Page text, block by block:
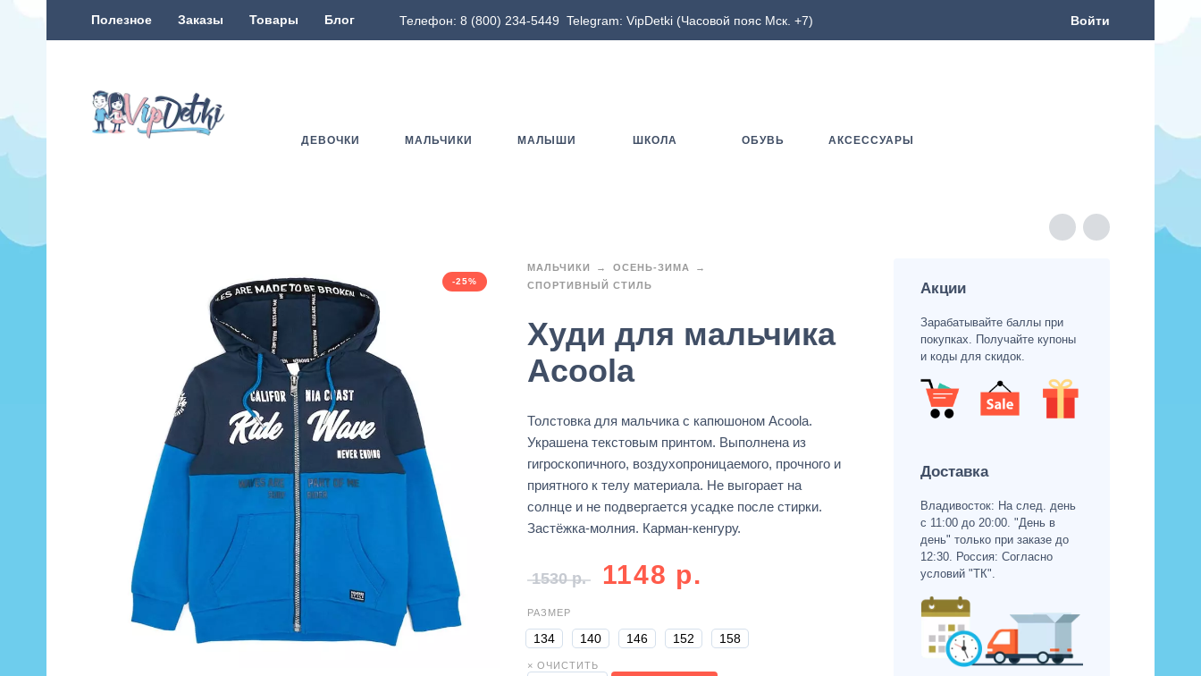
Полезное Заказы Товары Блог Телефон: 8 (800) 234-5449 Telegram: VipDetki (Часовой пояс Мск. +7) Войти
ДЕВОЧКИ МАЛЬЧИКИ МАЛЫШИ ШКОЛА ОБУВЬ АКСЕССУАРЫ
-25%
МАЛЬЧИКИ
ОСЕНЬ-ЗИМА
СПОРТИВНЫЙ СТИЛЬ
Худи для мальчика
Acoola
Толстовка для мальчика с капюшоном Acoola.
Украшена текстовым принтом. Выполнена из
гигроскопичного, воздухопроницаемого, прочного и
приятного к телу материала. Не выгорает на
солнце и не подвергается усадке после стирки.
Застёжка-молния. Карман-кенгуру.
1530р. 1148 р.
РАЗМЕР
134 140 146 152 158
× ОЧИСТИТЬ
Акции
Зарабатывайте баллы при
покупках. Получайте купоны
и коды для скидок.
Доставка
Владивосток: На след. день
с 11:00 до 20:00. "День в
день" только при заказе до
12:30. Россия: Согласно
условий "ТК".